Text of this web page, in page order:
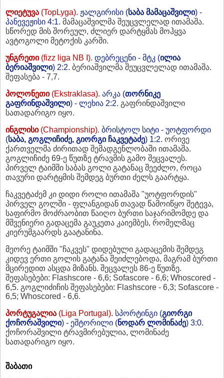
ლიეტუვა (TopLyga). ჟალგირისი (საბა მამაცაშვილი) -
პანევეჟისი 4:1. მამაცაშვილმა შეუცვლელად ითამაშა.
სწორედ მის შორეულ, ძლიერ დარტყმას მოჰყვა
ავტოგოლი მეტოქის კარში.
უნგრეთი (fizz liga NB I). დებრეცენი - მტკ (ილია
ბერიაშვილი) 2:2. ბერიაშვილმა შეუცვლელად ითამაშა.
შეფასება - 7,7.
პოლონეთი (Ekstraklasa). არკა (თორნიკე
გაფრინდაშვილი) - ლეხია 2:2. გაფრინდაშვილი
სათადარიგო იყო.
ინგლისი (Championship). ბრისტოლ სიტი - უოტფორდი
(საბა, გოგლიჩიძე, გიორგი ჩაკვეტაძე) 1:2. ორივე
ქართველმა ძირითად შემადგენლობაში ითამაშა.
გოგლიჩიძე 69-ე წუთზე ტრავმის გამო შეცვალეს.
პირველ ტაიმში საბას გოლი გატანაც შეეძლო, როცა
თავური დარტყმის შემდეგ ბურთი ძელს გაარტყა.
ჩაკვეტაძემ კი დიდი როლი ითამაშა "უოტფორდის"
პირველ გოლში - ფლანგიდან თავად წამოიწყო შეტევა,
საფირმო მოძრაობით წაიღო ბურთი საჯარიმომდე და
მშვენიერი გადაცემა გაუკეთა კაიემბეს, რომელმაც
კიერუმგაარდს გაატანინა.
მეორე ტაიმში "ჩაკვეს" დიდებული გადაცემის შემდეგ
კიდევ ერთი გოლის გატანა შეიძლებოდა, მაგრამ ბურთი
მცირედით ასცდა მიზანს. შეცვალეს 86-ე წუთზე.
შეფასებები: Flashscore - 6,6; Sofascore - 6,6; Whoscored -
6,5. გოგლიძიჩის შეფასებები: Flashscore - 6,3; Sofascore -
6,5; Whoscored - 6,6.
პორტუგალია (Liga Portugal). სპორტინგი (გიორგი
ქოჩორაშვილი) - ეშტორილი (ნოდარ ლომინაძე) 3:0.
ქოჩორაშვილი ტრავმირებულია, ლომინაძე
სათადარიგო იყო.
შაბათი